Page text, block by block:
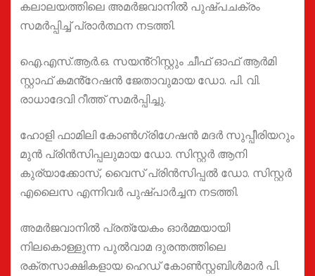
കലാലയത്തിലെ അമർജവാനിൽ പുഷ്പചക്രം
സമർപ്പിച്ച് പ്രാർത്ഥന നടത്തി.
ഐ.എസ്.ആർ.ഒ. സയൻ്റിസ്റ്റും ചീഫ് ഓഫ് ആർമി
സ്റ്റാഫ് കമൻ്റേഷൻ ജേതാവുമായ ഡോ. പി. വി.
രാധാദേവി റീത്ത് സമർപ്പിച്ചു.
ഹോളി ഫാമിലി കോൺഗ്രിഗേഷൻ മദർ സുപ്പീരിയറും
മുൻ പ്രിൻസിപ്പലുമായ ഡോ. സിസ്റ്റർ ആനി
കുര്യാക്കോസ്, വൈസ് പ്രിൻസിപ്പൽ ഡോ. സിസ്റ്റർ
എലൈസ എന്നിവർ പുഷ്പാർച്ചന നടത്തി.
അമർജവാനിൽ പ്രത്യേകം ഓർമ്മയായി
നിലകൊള്ളുന്ന പുൽവാമ ദുരന്തത്തിലെ
രക്തസാക്ഷികളായ ഹെഡ് കോൺസ്റ്റബിൾമാർ പി.